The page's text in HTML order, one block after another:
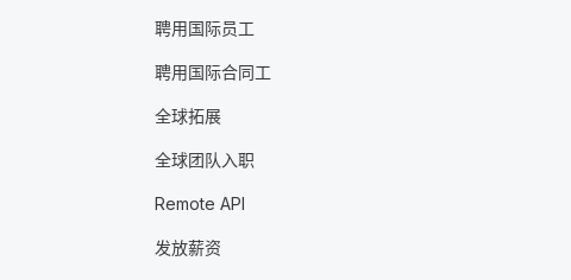
聘用国际员工
聘用国际合同工
全球拓展
全球团队入职
Remote API
发放薪资